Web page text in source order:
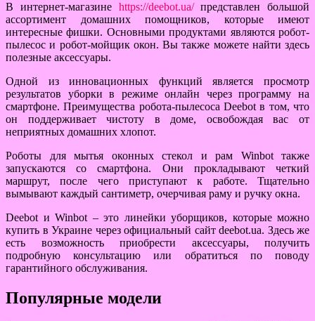
В интернет-магазине https://deebot.ua/представлен большой
ассортимент домашних помощников, которые имеют
интересные фишки. Основными продуктами являются робот-
пылесос и робот-мойщик окон. Вы также можете найти здесь
полезные аксессуары.
Одной из инновационных функций является просмотр
результатов уборки в режиме онлайн через программу на
смартфоне. Преимущества робота-пылесоса Deebot в том, что
он поддерживает чистоту в доме, освобождая вас от
неприятных домашних хлопот.
Роботы для мытья оконных стекол и рам Winbot также
запускаются со смартфона. Они прокладывают четкий
маршрут, после чего приступают к работе. Тщательно
вымывают каждый сантиметр, очерчивая раму и ручку окна.
Deebot и Winbot – это линейки уборщиков, которые можно
купить в Украине через официальный сайт deebot.ua. Здесь же
есть возможность приобрести аксессуары, получить
подробную консультацию или обратиться по поводу
гарантийного обслуживания.
Популярные модели